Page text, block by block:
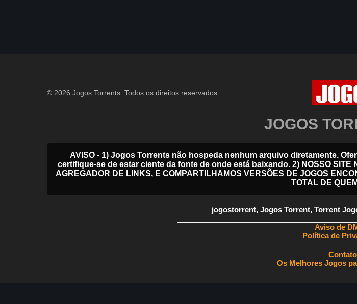
© 2026 Jogos Torrents. Todos os direitos reservados.
JOGOS
AVISO - 1) Jogos Torrents não hospeda nenhum arquivo diretamente.
certifique-se de estar ciente da fonte de onde está baixando. 2) NOSSO SITE
AGREGADOR DE LINKS, E COMPARTILHAMOS VERSÕES DE JOGOS
TOTAL DE
jogostorrent, Jogos Torrent, Torrent
Aviso de
Política de
Contato
Os Melhores Jogos